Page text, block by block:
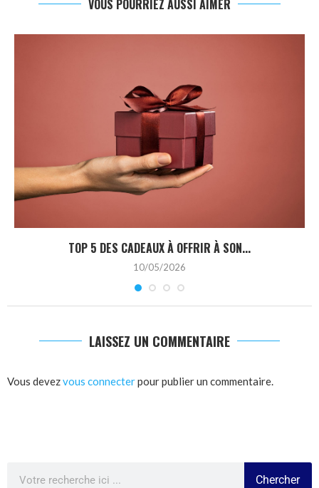
VOUS POURRIEZ AUSSI AIMER
TOP 5 DES CADEAUX À OFFRIR À SON...
10/05/2026
LAISSEZ UN COMMENTAIRE
Vous devezvous connecterpour publier un commentaire.
Chercher